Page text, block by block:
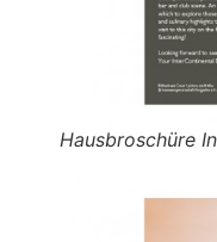
Hausbroschüre